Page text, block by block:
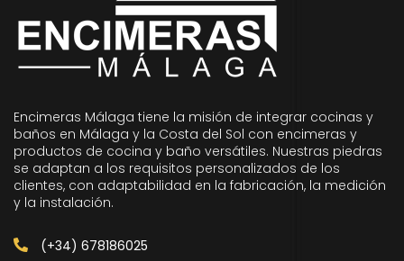
Encimeras Málaga tiene la misión de integrar cocinas y
baños en Málaga y la Costa del Sol con encimeras y
productos de cocina y baño versátiles. Nuestras piedras
se adaptan a los requisitos personalizados de los
clientes, con adaptabilidad en la fabricación, la medición
y la instalación.
(+34) 678186025